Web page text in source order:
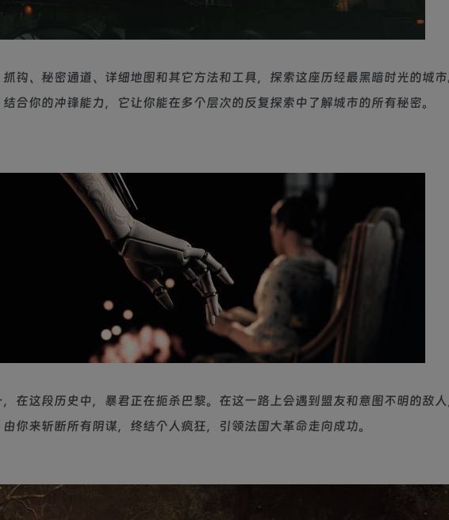
钩、秘密通道、详细地图和其它方法和工具，探索这座历经最黑暗时光的城
合你的冲锋能力，它让你能在多个层次的反复探索中了解城市的所有秘密。
在这段历史中，暴君正在扼杀巴黎。在这一路上会遇到盟友和意图不明的敌
你来斩断所有阴谋，终结个人疯狂，引领法国大革命走向成功。